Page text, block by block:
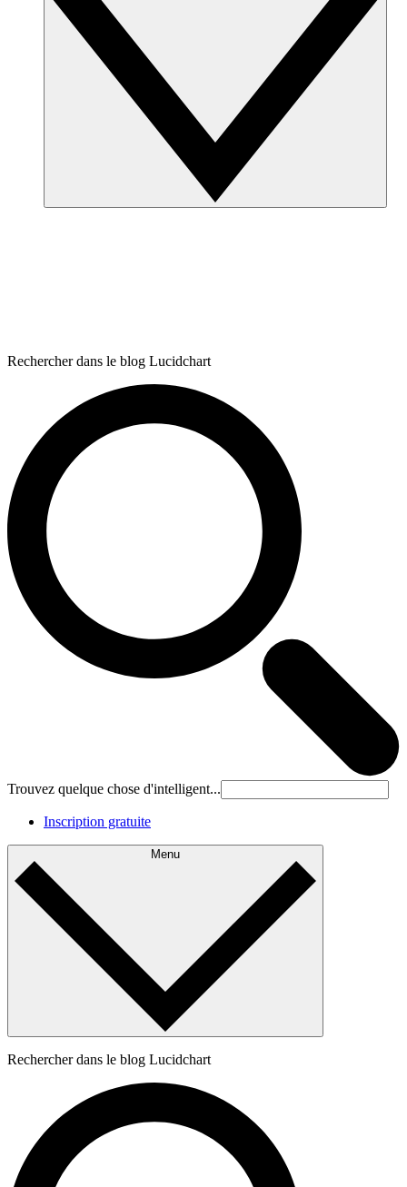
Rechercher dans le blog Lucidchart
Trouvez quelque chose d'intelligent...
Inscription gratuite
Menu
Rechercher dans le blog Lucidchart